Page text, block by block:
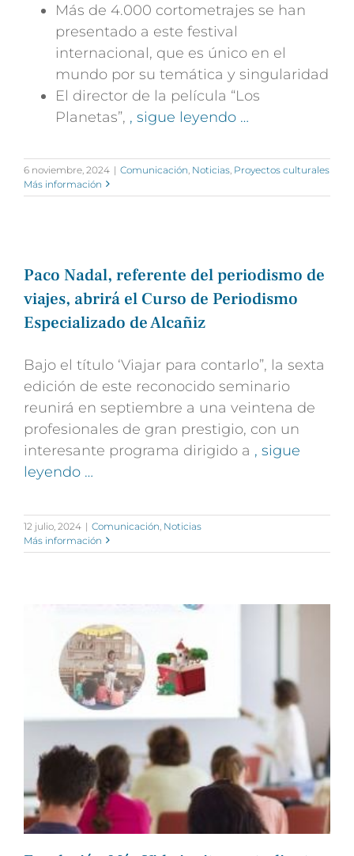
Más de 4.000 cortometrajes se han
presentado a este festival
internacional, que es único en el
mundo por su temática y singularidad
El director de la película “Los
Planetas”, , sigue leyendo …
6 noviembre, 2024 | Comunicación Noticias Proyectos culturales
Más información
Paco Nadal, referente del periodismo de
viajes, abrirá el Curso de Periodismo
Especializado de Alcañiz
Bajo el título ‘Viajar para contarlo”, la sexta
edición de este reconocido seminario
reunirá en septiembre a una veintena de
profesionales de gran prestigio, con un
interesante programa dirigido a , sigue
leyendo …
12 julio, 2024 | Comunicación Noticias
Más información